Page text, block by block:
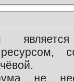
не